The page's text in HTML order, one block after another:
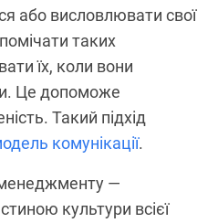
або висловлювати свої
таких
їх, коли вони
Це допоможе
Такий підхід
комунікації.
—
культури всієї